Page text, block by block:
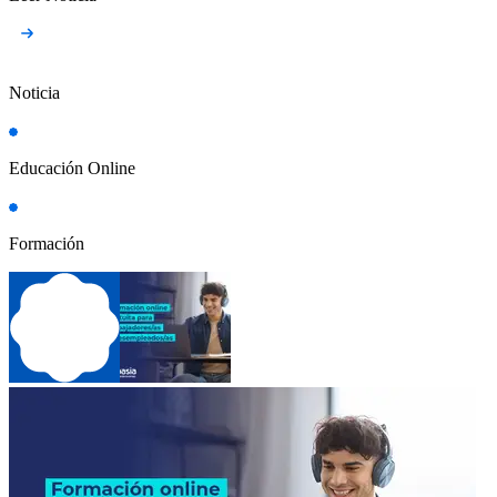
Noticia
Educación Online
Formación